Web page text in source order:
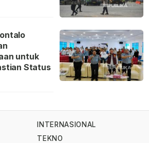
untuk
Status
INTERNASIONAL
TEKNO